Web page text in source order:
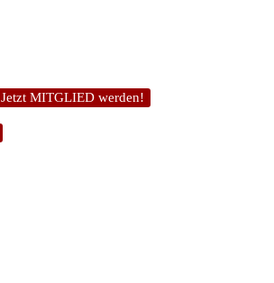
Jetzt MITGLIED werden!